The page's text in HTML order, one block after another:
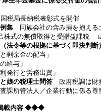
税局長納税表彰式を開催
集 同族会社の含み損を抱え
株式の無償取得と受贈益課税
法令等の根拠に基づく即決判断
剰余金の配当」
給与」
発行と労務出資」
娘の税理士問答 政府税調は財
課所管法人／企業行動に係る
載内容 ◆◆◆